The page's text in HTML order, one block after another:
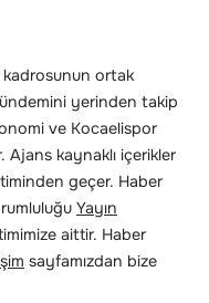
kadrosunun ortak
yerinden takip
ve Kocaelispor
Ajans kaynaklı içerikler
geçer. Haber
Yayın
aittir. Haber
sayfamızdan bize